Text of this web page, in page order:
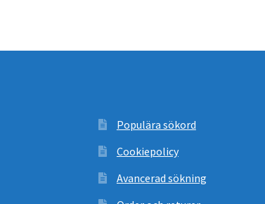
Populära sökord
Cookiepolicy
Avancerad sökning